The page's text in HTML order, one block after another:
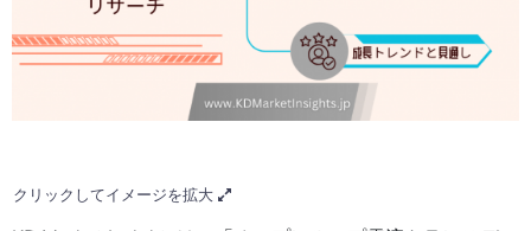
クリックしてイメージを拡大